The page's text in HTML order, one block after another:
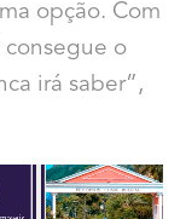
opção. Com
o
irá saber”,